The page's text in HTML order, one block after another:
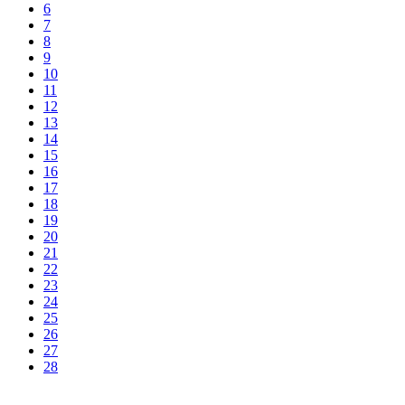
6
7
8
9
10
11
12
13
14
15
16
17
18
19
20
21
22
23
24
25
26
27
28